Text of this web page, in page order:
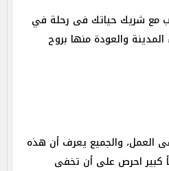
مع شريك حياتك فى رحلة في
والعودة منها بروح
العمل، والجميع يعرف أن هذه
احرص على أن تخفى